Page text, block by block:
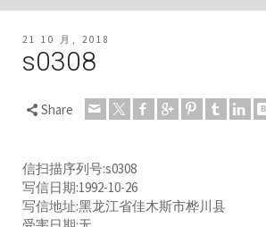
21 10 月, 2018
s0308
Share
信扫描序列号:s0308
写信日期:1992-10-26
写信地址:黑龙江省佳木斯市桦川县